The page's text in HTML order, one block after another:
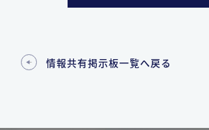
情報共有掲示板一覧へ戻る